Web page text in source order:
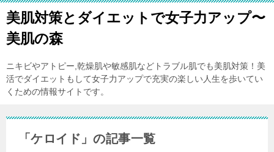
美肌対策とダイエットで女子力アップ〜
美肌の森
ニキビやアトピー,乾燥肌や敏感肌などトラブル肌でも美肌対策！美
活でダイエットもして女子力アップで充実の楽しい人生を歩いてい
くための情報サイトです。
「ケロイド」の記事一覧